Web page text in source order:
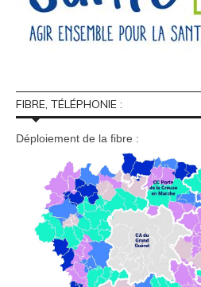
FIBRE, TÉLÉPHONIE :
Déploiement de la fibre :